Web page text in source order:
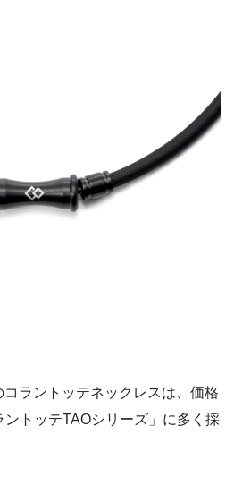
ラントッテネックレスは、価格
トッテTAOシリーズ」に多く採